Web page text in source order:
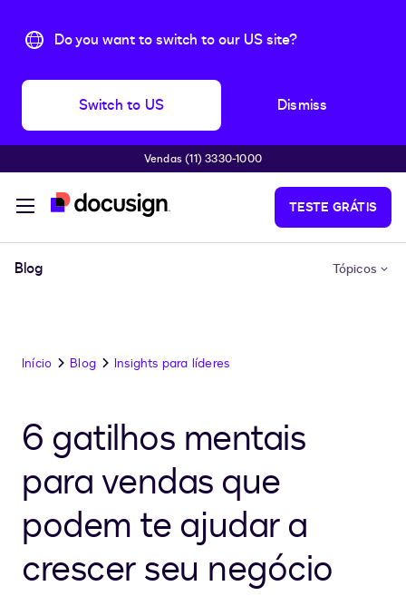
Do you want to switch to our US site?
Switch to US Dismiss
Pular para o conteúdo principal
Vendas (11) 3330-1000
TESTE GRÁTIS
Blog Tópicos
Início Blog Insights para líderes
6 gatilhos mentais
para vendas que
podem te ajudar a
crescer seu negócio